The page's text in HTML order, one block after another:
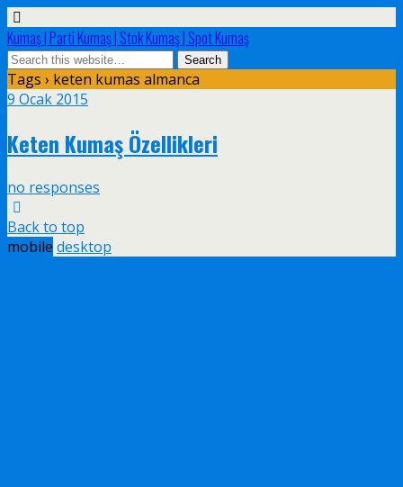
Kumaş | Parti Kumaş | Stok Kumaş | Spot Kumaş
Tags › keten kumas almanca
9 Ocak 2015
Keten Kumaş Özellikleri
no responses
Back to top
mobile desktop